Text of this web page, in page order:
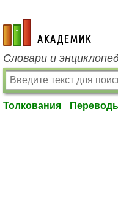
academic.ru
Словари и
Толкования